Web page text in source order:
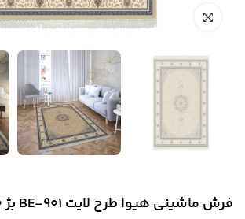
فرش ماشینی هیوا طرح لایت 901-BE بژ ۷۰۰ شانه